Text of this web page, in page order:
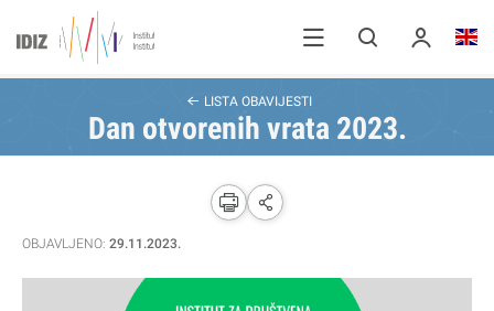
LISTA OBAVIJESTI
Dan otvorenih vrata 2023.
OBJAVLJENO: 29.11.2023.